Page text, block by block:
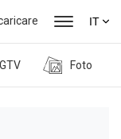
IT
IGTV Foto